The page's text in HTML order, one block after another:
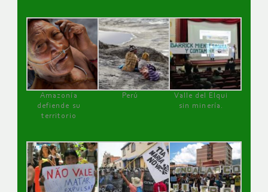
Amazonía
defiende su
territorio
Perú
Valle del Elqui
sin minería.